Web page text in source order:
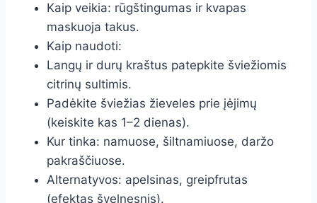
Kaip veikia: rūgštingumas ir kvapas
maskuoja takus.
Kaip naudoti:
Langų ir durų kraštus patepkite šviežiomis
citrinų sultimis.
Padėkite šviežias žieveles prie įėjimų
(keiskite kas 1–2 dienas).
Kur tinka: namuose, šiltnamiuose, daržo
pakraščiuose.
Alternatyvos: apelsinas, greipfrutas
(efektas švelnesnis).